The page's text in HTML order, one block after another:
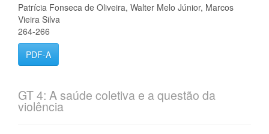
Patrícia Fonseca de Oliveira, Walter Melo Júnior, Marcos
Vieira Silva
264-266
PDF-A
GT 4: A saúde coletiva e a questão da
violência